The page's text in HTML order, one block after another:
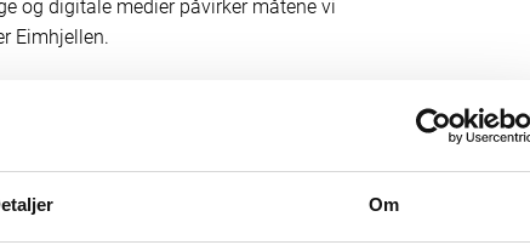
Om
og digitale medier påvirker måtene vi
Eimhjellen.